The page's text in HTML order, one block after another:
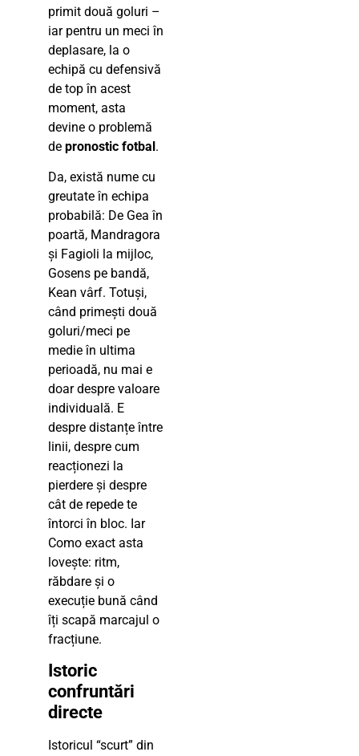
primit două goluri –
iar pentru un meci în
deplasare, la o
echipă cu defensivă
de top în acest
moment, asta
devine o problemă
de pronostic fotbal.
Da, există nume cu
greutate în echipa
probabilă: De Gea în
poartă, Mandragora
și Fagioli la mijloc,
Gosens pe bandă,
Kean vârf. Totuși,
când primești două
goluri/meci pe
medie în ultima
perioadă, nu mai e
doar despre valoare
individuală. E
despre distanțe între
linii, despre cum
reacționezi la
pierdere și despre
cât de repede te
întorci în bloc. Iar
Como exact asta
lovește: ritm,
răbdare și o
execuție bună când
îți scapă marcajul o
fracțiune.
Istoric
confruntări
directe
Istoricul “scurt” din